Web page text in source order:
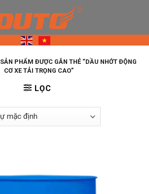
SẢN PHẨM ĐƯỢC GẮN THẺ “DẦU NHỚT ĐỘNG
CƠ XE TẢI TRỌNG CAO”
LỌC